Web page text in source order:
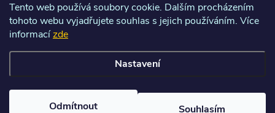
Tento web používá soubory cookie. Dalším procházením
tohoto webu vyjadřujete souhlas s jejich používáním. Více
informacízde
Nastavení
Odmítnout Souhlasím
nastavení cookies